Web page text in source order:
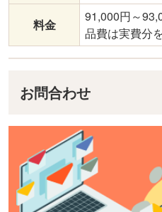
料金
91,000円～
品費は実費分
お問合わせ